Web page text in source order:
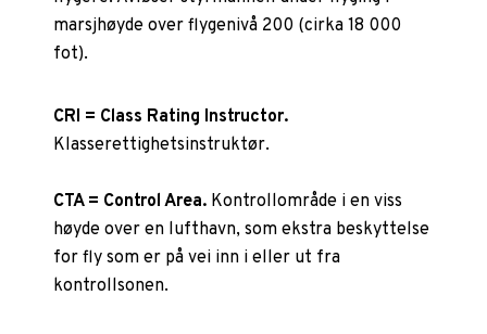
marsjhøyde over flygenivå 200 (cirka 18 000
fot).
CRI = Class Rating Instructor.
Klasserettighetsinstruktør.
CTA = Control Area. Kontrollområde i en viss
høyde over en lufthavn, som ekstra beskyttelse
for fly som er på vei inn i eller ut fra
kontrollsonen.